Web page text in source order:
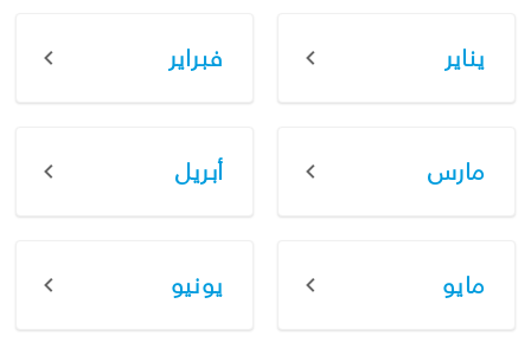
يناير فبراير
مارس أبريل
مايو يونيو